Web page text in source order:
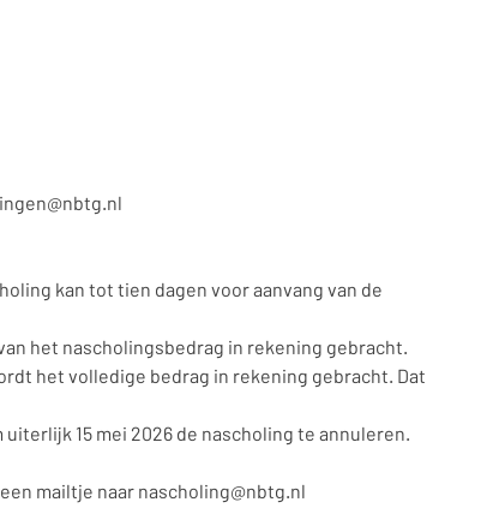
kan tot tien dagen voor aanvang van de
het nascholingsbedrag in rekening gebracht.
het volledige bedrag in rekening gebracht. Dat
15 mei 2026 de nascholing te annuleren.
mailtje naar nascholing@nbtg.nl